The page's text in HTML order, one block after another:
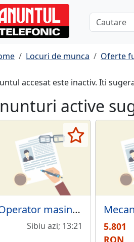
Locuri de munca Oferte
accesat este inactiv. Iti
active
Operator masina CNC Sibiu.
Sibiu azi; 13:21
5.801